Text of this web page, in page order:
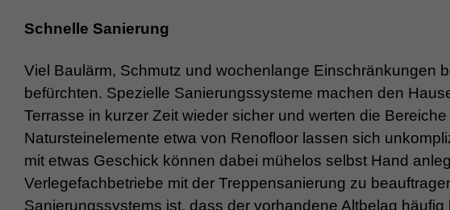
Schnelle Sanierung
Viel Baulärm, Schmutz und wochenlange Einschränkungen
befürchten. Spezielle Sanierungssysteme machen den
Terrasse in kurzer Zeit wieder sicher und werten die
Natursteinelemente etwa von Renofloor lassen sich
mit etwas Geschick können dabei mühelos selbst Hand
Verlegefachbetriebe mit der Treppensanierung zu
Sanierungssystems ist, dass der vorhandene Altbelag